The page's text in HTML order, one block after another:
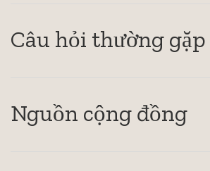
Câu hỏi thường gặp
Nguồn cộng đồng